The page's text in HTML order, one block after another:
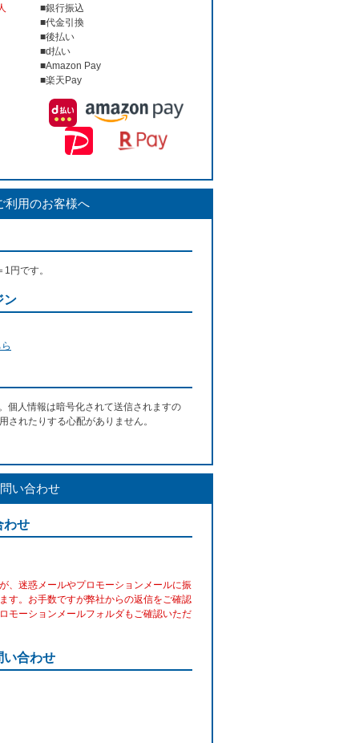
■銀行振込
■代金引換
■後払い
■d払い
■Amazon Pay
■楽天Pay
利用のお客様へ
円です。
ン
個人情報は暗号化されて送信されますの
されたりする心配がありません。
い合わせ
わせ
、迷惑メールやプロモーションメールに振
す。お手数ですが弊社からの返信をご確認
モーションメールフォルダもご確認いただ
い合わせ